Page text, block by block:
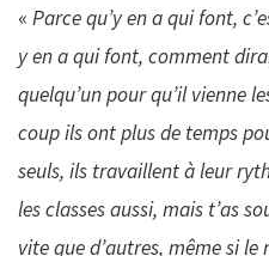
« Parce qu’y en a qui font,
y en a qui font, comment
quelqu’un pour qu’il vienne
coup ils ont plus de temps
seuls, ils travaillent à leur
les classes aussi, mais t’as
vite que d’autres, même si